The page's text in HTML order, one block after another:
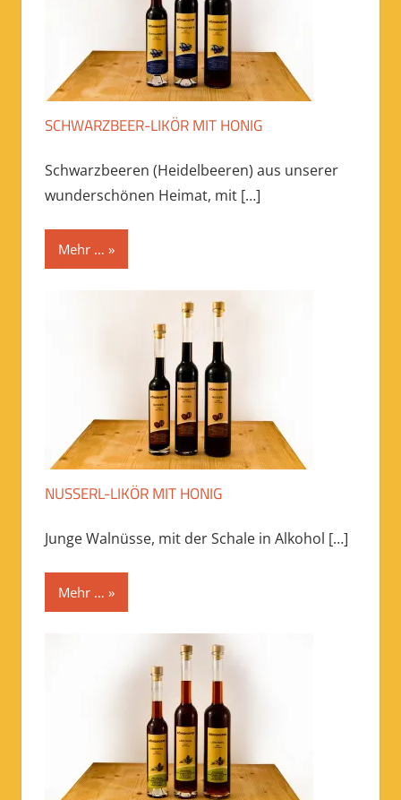
SCHWARZBEER-LIKÖR MIT HONIG
Schwarzbeeren (Heidelbeeren) aus unserer
wunderschönen Heimat, mit […]
Mehr …
NUSSERL-LIKÖR MIT HONIG
Junge Walnüsse, mit der Schale in Alkohol […]
Mehr …